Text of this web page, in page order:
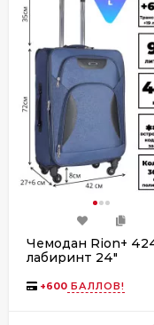
Чемодан Rion+
лабиринт 24"
+600 БАЛЛОВ!